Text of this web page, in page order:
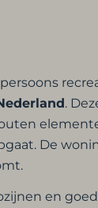
.
De
en